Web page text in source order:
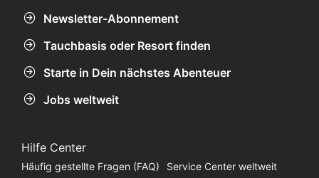
Newsletter-Abonnement
Tauchbasis oder Resort finden
Starte in Dein nächstes Abenteuer
Jobs weltweit
Hilfe Center
Häufig gestellte Fragen (FAQ)
Service Center weltweit